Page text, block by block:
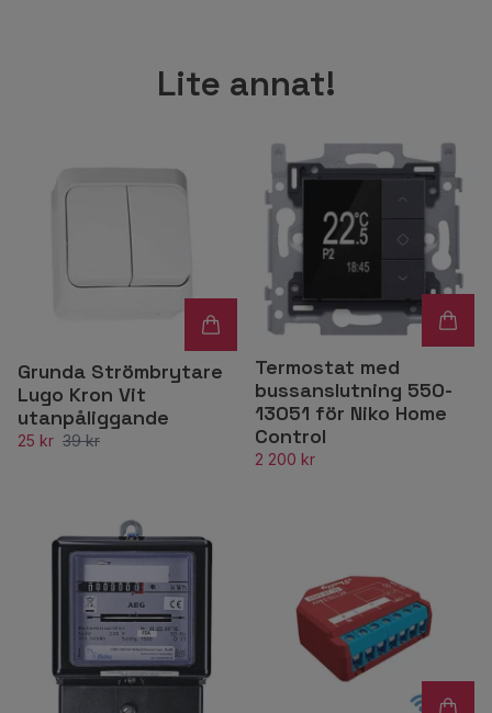
Lite annat!
Grunda Strömbrytare
Lugo Kron Vit
utanpåliggande
25 kr 39 kr
Termostat med
bussanslutning 550-
13051 för Niko Home
Control
2 200 kr